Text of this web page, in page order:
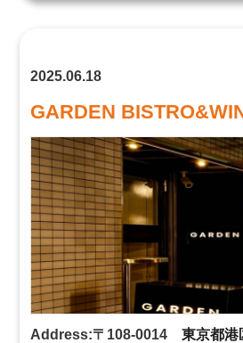
2025.06.18
GARDEN
Address:〒108-0014東京都港